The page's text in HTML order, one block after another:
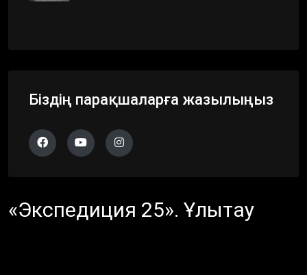
Біздің парақшаларға жазылыңыз
«Экспедиция 25». Ұлытау